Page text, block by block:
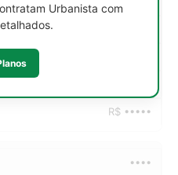
R$ •••••
••••
Urbanista com